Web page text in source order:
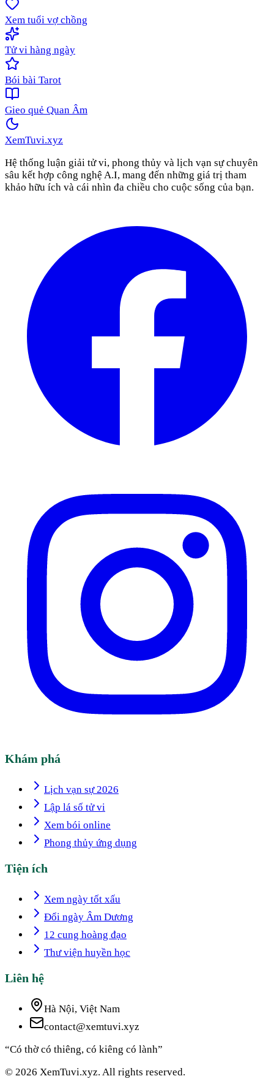
Xem tuổi vợ chồng
Tử vi hàng ngày
Bói bài Tarot
Gieo quẻ Quan Âm
XemTuvi.xyz
Hệ thống luận giải tử vi, phong thủy và lịch vạn sự chuyên
sâu kết hợp công nghệ A.I, mang đến những giá trị tham
khảo hữu ích và cái nhìn đa chiều cho cuộc sống của bạn.
Khám phá
Lịch vạn sự 2026
Lập lá số tử vi
Xem bói online
Phong thủy ứng dụng
Tiện ích
Xem ngày tốt xấu
Đổi ngày Âm Dương
12 cung hoàng đạo
Thư viện huyền học
Liên hệ
Hà Nội, Việt Nam
contact@xemtuvi.xyz
“Có thờ có thiêng, có kiêng có lành”
© 2026 XemTuvi.xyz. All rights reserved.